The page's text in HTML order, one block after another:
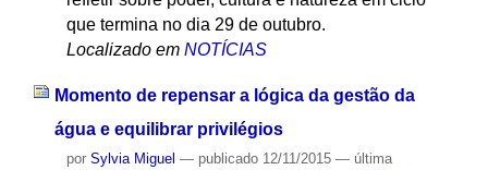
que termina no dia 29 de outubro.
Localizado em NOTÍCIAS
Momento de repensar a lógica da gestão da
água e equilibrar privilégios
por Sylvia Miguel — publicado12/11/2015 — última